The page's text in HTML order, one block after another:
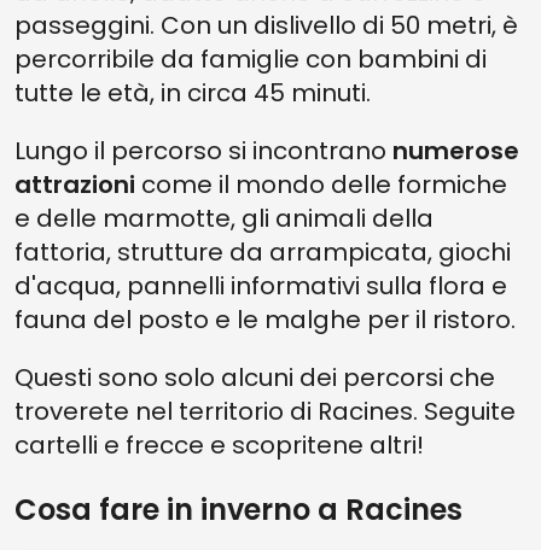
passeggini. Con un dislivello di 50 metri, è
percorribile da famiglie con bambini di
tutte le età, in circa 45 minuti.
Lungo il percorso si incontrano numerose
attrazioni come il mondo delle formiche
e delle marmotte, gli animali della
fattoria, strutture da arrampicata, giochi
d'acqua, pannelli informativi sulla flora e
fauna del posto e le malghe per il ristoro.
Questi sono solo alcuni dei percorsi che
troverete nel territorio di Racines. Seguite
cartelli e frecce e scopritene altri!
Cosa fare in inverno a Racines